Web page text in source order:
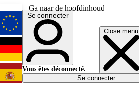
Ga naar de hoofdinhoud
Close menu
English
Deutsch
Español
Se connecter
Vous êtes déconnecté.
Se connecter